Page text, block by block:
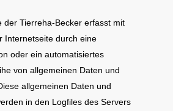
der Tierreha-Becker erfasst mit
Internetseite durch eine
oder ein automatisiertes
von allgemeinen Daten und
allgemeinen Daten und
in den Logfiles des Servers